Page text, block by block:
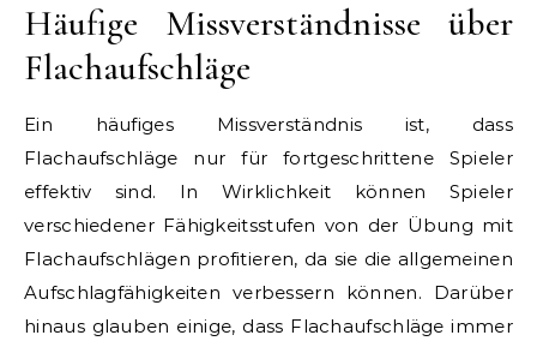
Häufige Missverständnisse über
Flachaufschläge
Ein häufiges Missverständnis ist, dass
Flachaufschläge nur für fortgeschrittene Spieler
effektiv sind. In Wirklichkeit können Spieler
verschiedener Fähigkeitsstufen von der Übung mit
Flachaufschlägen profitieren, da sie die allgemeinen
Aufschlagfähigkeiten verbessern können. Darüber
hinaus glauben einige, dass Flachaufschläge immer